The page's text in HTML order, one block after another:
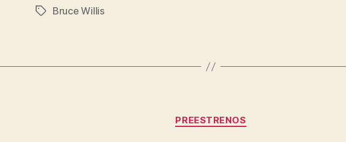
Etiquetas
Bruce Willis
Categorías
PREESTRENOS